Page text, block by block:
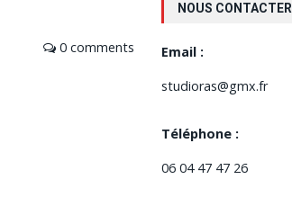
0 comments
NOUS CONTACTER
Email :
studioras@gmx.fr
Téléphone :
06 04 47 47 26